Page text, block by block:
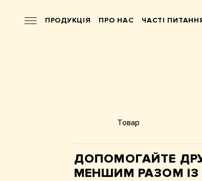
ПРОДУКЦІЯ ПРО НАС ЧАСТІ
Товар
ДОПОМОГАЙТЕ
МЕНШИМ РАЗОМ ІЗ